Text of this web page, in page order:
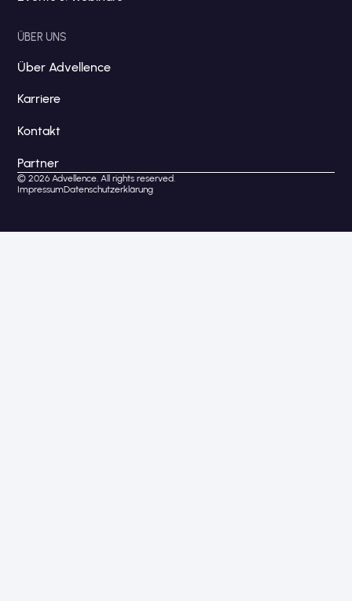
ÜBER UNS
Über Advellence
Karriere
Kontakt
Partner
© 2026 Advellence. All rights reserved.
ImpressumDatenschutzerklärung